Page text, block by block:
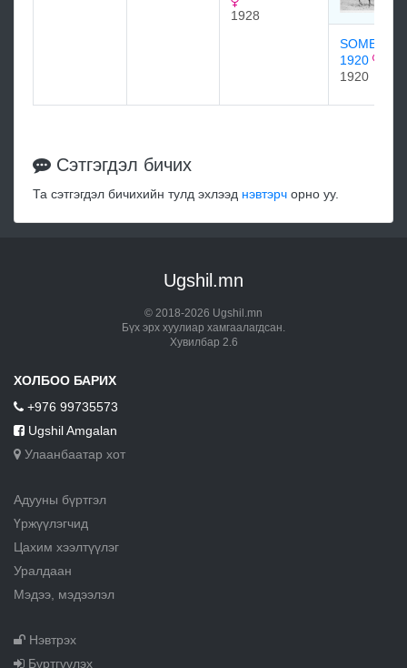
1928
SOME
1920
1920
Сэтгэгдэл бичих
Та сэтгэгдэл бичихийн тулд эхлээд нэвтэрч орно уу.
Ugshil.mn
© 2018-2026 Ugshil.mn
Бүх эрх хуулиар хамгаалагдсан.
Хувилбар 2.6
ХОЛБОО БАРИХ
+976 99735573
Ugshil Amgalan
Улаанбаатар хот
Адууны бүртгэл
Үржүүлэгчид
Цахим хээлтүүлэг
Уралдаан
Мэдээ, мэдээлэл
Нэвтрэх
Бүртгүүлэх